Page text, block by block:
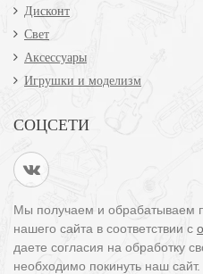
Дисконт
Свет
Аксессуары
Игрушки и моделизм
СОЦСЕТИ
Мы получаем и обрабатываем
нашего сайта в соответствии с
даете согласия на обработку
необходимо покинуть наш сайт.